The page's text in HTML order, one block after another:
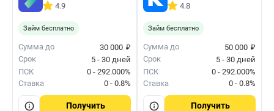
4.9
Займ бесплатно
Сумма до 30 000 ₽
Срок
5 - 30 дней
ПСК
0 - 292.000%
Ставка
0 - 0.8%
Получить
4.8
Займ бесплатно
Сумма до 50 000 ₽
Срок
5 - 30 дней
ПСК
0 - 292.000%
Ставка
0 - 0.8%
Получить